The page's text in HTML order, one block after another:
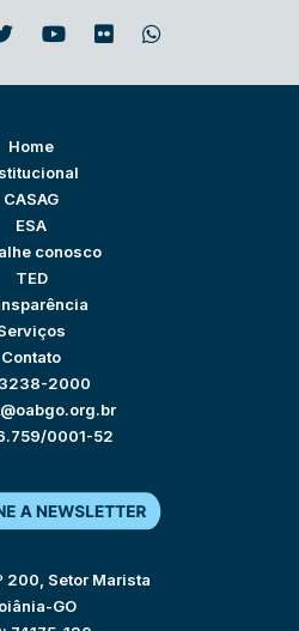
Home
CASAG
ESA
conosco
TED
Contato
2000
0001-52
200, Setor Marista
GO